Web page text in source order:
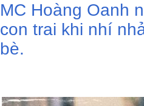
MC Hoàng Oanh
con trai khi nhí
bè.